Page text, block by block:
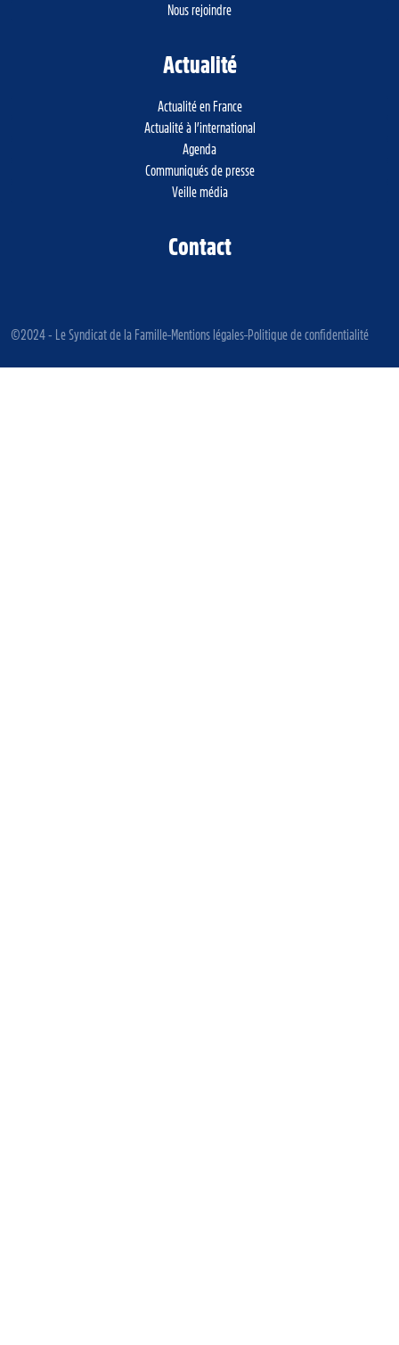
Nous rejoindre
Actualité
Actualité en France
Actualité à l’international
Agenda
Communiqués de presse
Veille média
Contact
©2024 - Le Syndicat de la Famille Mentions légales Politique de confidentialité